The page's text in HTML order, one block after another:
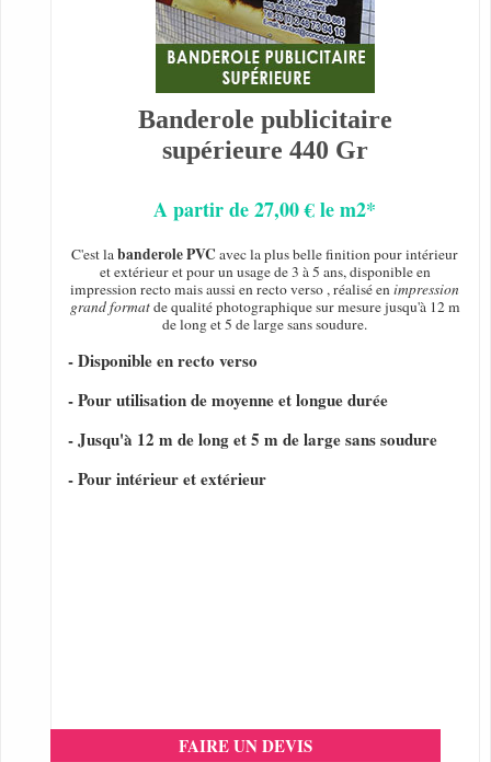
Banderole publicitaire
supérieure 440 Gr
A partir de 27,00 € le m2*
C'est labanderole PVC avec la plus belle finition pour intérieur
et extérieur et pour un usage de 3 à 5 ans, disponible en
impression recto mais aussi en recto verso , réalisé enimpression
grand formatde qualité photographique sur mesure jusqu'à 12 m
de long et 5 de large sans soudure.
- Disponible en recto verso
- Pour utilisation de moyenne et longue durée
- Jusqu'à 12 m de long et 5 m de large sans soudure
- Pour intérieur et extérieur
FAIRE UN DEVIS